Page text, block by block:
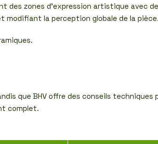
des zones d’expression artistique avec
modifiant la perception globale de la pièce.
que BHV offre des conseils techniques
complet.